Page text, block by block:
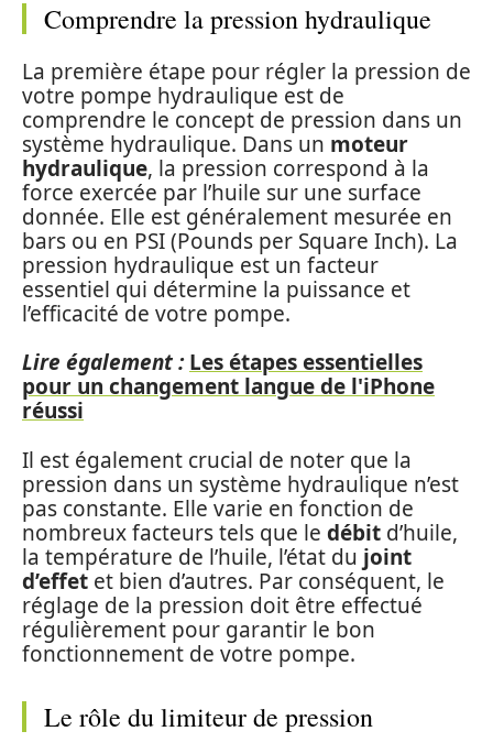
Comprendre la pression hydraulique
La première étape pour régler la pression de
votre pompe hydraulique est de
comprendre le concept de pression dans un
système hydraulique. Dans un moteur
hydraulique, la pression correspond à la
force exercée par l’huile sur une surface
donnée. Elle est généralement mesurée en
bars ou en PSI (Pounds per Square Inch). La
pression hydraulique est un facteur
essentiel qui détermine la puissance et
l’efficacité de votre pompe.
Lire également : Les étapes essentielles
pour un changement langue de l'iPhone
réussi
Il est également crucial de noter que la
pression dans un système hydraulique n’est
pas constante. Elle varie en fonction de
nombreux facteurs tels que le débit d’huile,
la température de l’huile, l’état du joint
d’effet et bien d’autres. Par conséquent, le
réglage de la pression doit être effectué
régulièrement pour garantir le bon
fonctionnement de votre pompe.
Le rôle du limiteur de pression